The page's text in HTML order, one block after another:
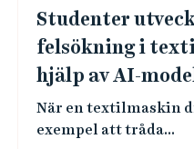
Studenter
felsökning i
hjälp av AI-
När en textilmaskin
exempel att tråda...